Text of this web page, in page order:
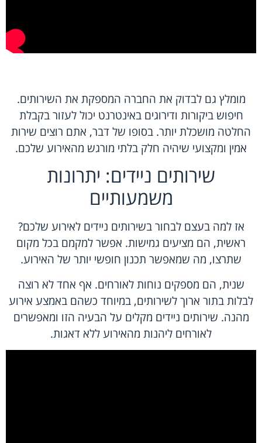
מומלץ גם לבדוק את החברה המספקת את השירותים.
חיפוש ביקורות ודירוגים באינטרנט יכול לעזור בקבלת
החלטה מושכלת יותר. בסופו של דבר, אתם רוצים שירות
אמין ומקצועי שיהיה חלק בלתי מורגש מהאירוע שלכם.
שירותים ניידים: יתרונות
משמעותיים
אז למה בעצם לבחור בשירותים ניידים לאירוע שלכם?
ראשית, הם מציעים גמישות. אפשר למקמם בכל מקום
שתרצו, מה שמאפשר תכנון חופשי יותר של האירוע.
שנית, הם מספקים נוחות לאורחים. אף אחד לא רוצה
לבלות בתור ארוך לשירותים, במיוחד כשהם באמצע אירוע
מהנה. שירותים ניידים מקלים על הבעיה הזו ומאפשרים
לאורחים ליהנות מהאירוע ללא דאגות.